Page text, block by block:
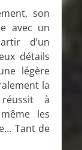
son
avec un
d’un
détails
légère
la
à
les
Tant de